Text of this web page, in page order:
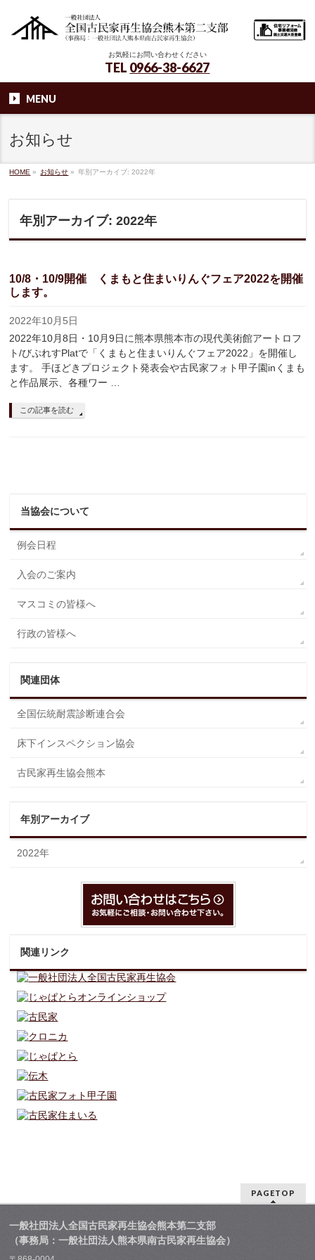
お気軽にお問い合わせください
TEL 0966-38-6627
MENU
お知らせ
HOME » お知らせ » 年別アーカイブ: 2022年
年別アーカイブ: 2022年
10/8・10/9開催 くまもと住まいりんぐフェア2022を開催
します。
2022年10月5日
2022年10月8日・10月9日に熊本県熊本市の現代美術館アートロフ
ト/びぷれすPlatで「くまもと住まいりんぐフェア2022」を開催し
ます。 手ほどきプロジェクト発表会や古民家フォト甲子園inくまも
と作品展示、各種ワー …
この記事を読む
当協会について
例会日程
入会のご案内
マスコミの皆様へ
行政の皆様へ
関連団体
全国伝統耐震診断連合会
床下インスペクション協会
古民家再生協会熊本
年別アーカイブ
2022年
関連リンク
PAGETOP
一般社団法人全国古民家再生協会熊本第二支部
（事務局：一般社団法人熊本県南古民家再生協会）